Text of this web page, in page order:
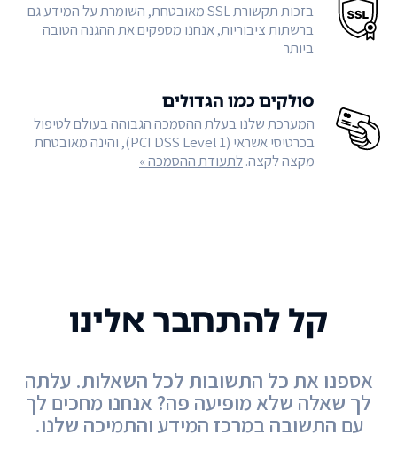
בזכות תקשורת SSL מאובטחת, השומרת על המידע גם
ברשתות ציבוריות, אנחנו מספקים את ההגנה הטובה
ביותר
סולקים כמו הגדולים
המערכת שלנו בעלת ההסמכה הגבוהה בעולם לטיפול
בכרטיסי אשראי (PCI DSS Level 1), והינה מאובטחת
מקצה לקצה.לתעודת ההסמכה »
קל להתחבר אלינו
אספנו את כל התשובות לכל השאלות. עלתה
לך שאלה שלא מופיעה פה? אנחנו מחכים לך
עם התשובה במרכז המידע והתמיכה שלנו.